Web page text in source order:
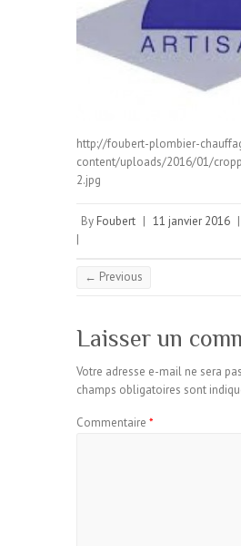
http://foubert-plombier-
content/uploads/2016/01/
2.jpg
By Foubert | 11 janvier 2016 |
|
← Previous
Laisser un
Votre adresse e-mail ne sera
champs obligatoires sont
Commentaire *